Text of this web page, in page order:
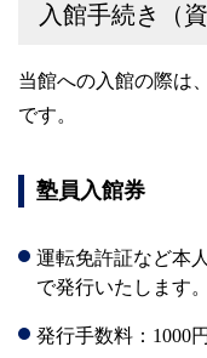
入館手続き（
当館への入館の際は、
です。
塾員入館券
運転免許証など本
で発行いたします。
発行手数料：1000円